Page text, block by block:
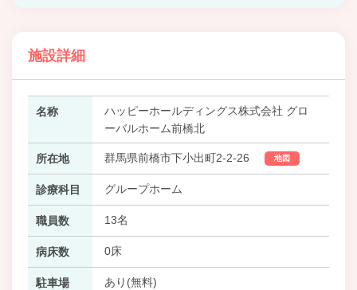
施設詳細
名称
ハッピーホールディングス株式会社 グロ
ーバルホーム前橋北
所在地 群馬県前橋市下小出町2‐2‐26 地図
診療科目 グループホーム
職員数 13名
病床数 0床
駐車場 あり(無料)